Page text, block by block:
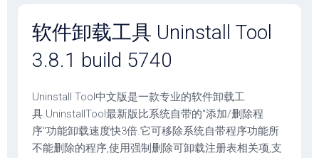
软件卸载工具 Uninstall Tool
3.8.1 build 5740
Uninstall Tool中文版是一款专业的软件卸载工
具.UninstallTool最新版比系统自带的"添加/删除程
序"功能卸载速度快3倍.它可移除系统自带程序功能所
不能删除的程序,使用强制删除可卸载注册表相关项,支